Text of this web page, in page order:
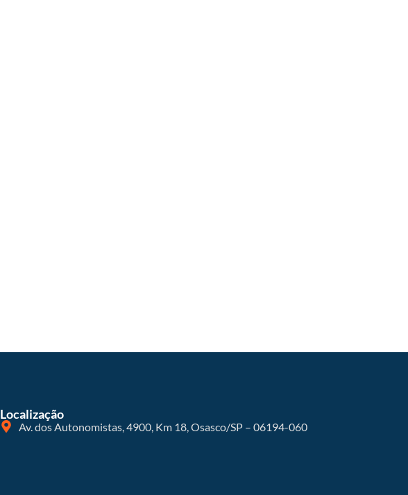
Localização
Av. dos Autonomistas, 4900, Km 18, Osasco/SP – 06194-060